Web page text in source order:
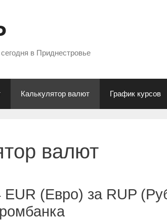
в Приднестровье
Калькулятор валют График курсов
валют
EUR (Евро) за RUP